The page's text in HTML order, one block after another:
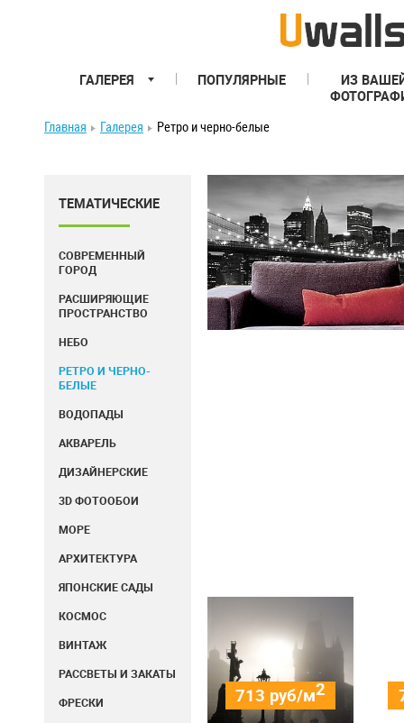
ГАЛЕРЕЯ ПОПУЛЯРНЫЕ
ИЗ
Главная
Галерея Ретро и черно-белые
ТЕМАТИЧЕСКИЕ
СОВРЕМЕННЫЙ
ГОРОД
РАСШИРЯЮЩИЕ
ПРОСТРАНСТВО
НЕБО
РЕТРО И ЧЕРНО-
БЕЛЫЕ
ВОДОПАДЫ
АКВАРЕЛЬ
ДИЗАЙНЕРСКИЕ
3D ФОТООБОИ
МОРЕ
АРХИТЕКТУРА
ЯПОНСКИЕ САДЫ
КОСМОС
ВИНТАЖ
РАССВЕТЫ И ЗАКАТЫ
ФРЕСКИ
713 руб/м2